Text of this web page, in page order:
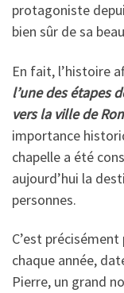
protagoniste
bien sûr de sa
En fait, l’histoire
l’une des étapes
vers la ville de
importance
chapelle a été
aujourd’hui la
personnes.
C’est
chaque année,
Pierre, un grand